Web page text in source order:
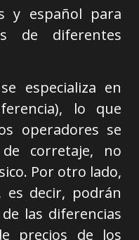
y español para
de diferentes
especializa en
lo que
operadores se
corretaje, no
Por otro lado,
es decir, podrán
las diferencias
precios de los